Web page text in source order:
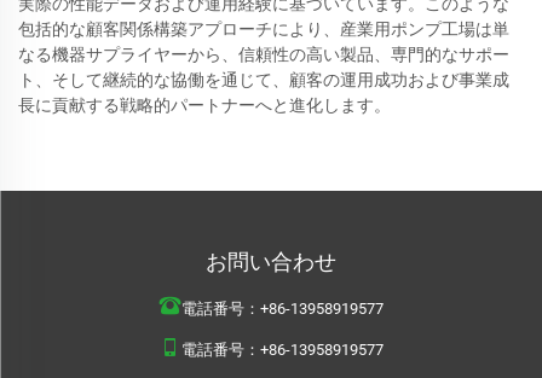
包括的な顧客関係構築アプローチにより、産業用ポンプ工場は単
なる機器サプライヤーから、信頼性の高い製品、専門的なサポー
ト、そして継続的な協働を通じて、顧客の運用成功および事業成
長に貢献する戦略的パートナーへと進化します。
お問い合わせ
電話番号： +86-13958919577
電話番号： +86-13958919577